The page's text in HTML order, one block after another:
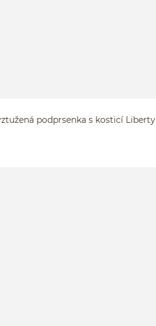
podprsenka s kosticí Liberty